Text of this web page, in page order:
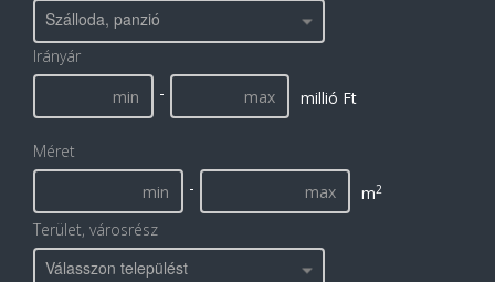
Szálloda, panzió
Irányár
-
millió Ft
Méret
-
m2
Terület, városrész
Válasszon települést